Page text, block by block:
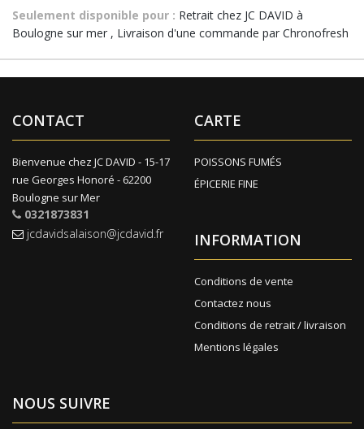
Seulement disponible pour : Retrait chez JC DAVID à
Boulogne sur mer , Livraison d'une commande par Chronofresh
CONTACT
Bienvenue chez JC DAVID - 15-17
rue Georges Honoré - 62200
Boulogne sur Mer
0321873831
jcdavidsalaison@jcdavid.fr
CARTE
POISSONS FUMÉS
ÉPICERIE FINE
INFORMATION
Conditions de vente
Contactez nous
Conditions de retrait / livraison
Mentions légales
NOUS SUIVRE